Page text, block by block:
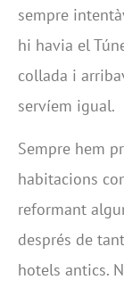
sempre
hi havia el
collada i
servíem igual.
Sempre hem
habitacions
reformant
després de
hotels antics.